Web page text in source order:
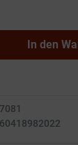
In den